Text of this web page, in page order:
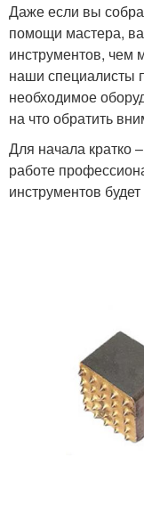
Даже если вы
помощи мастера,
инструментов, чем
наши специалисты
необходимое
на что обратить
Для начала кратко
работе
инструментов